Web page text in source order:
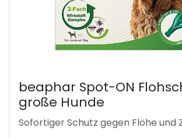
beaphar Spot-ON
große Hunde
Sofortiger Schutz gegen Flöhe und